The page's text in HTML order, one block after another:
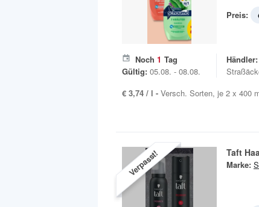
Preis:
Noch 1 Tag
Gültig: 05.08. - 08.08.
Händler:
€ 3,74 / l - Versch. Sorten, je 2 x 400
Verpasst! Taft
Marke: